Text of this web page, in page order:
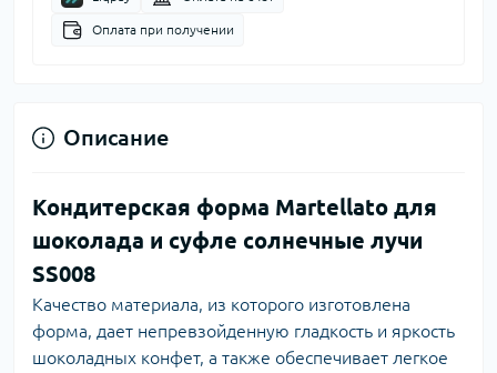
Оплата при получении
Описание
Кондитерская форма Martellato для
шоколада и суфле солнечные лучи
SS008
Качество материала, из которого изготовлена
форма, дает непревзойденную гладкость и яркость
шоколадных конфет, а также обеспечивает легкое